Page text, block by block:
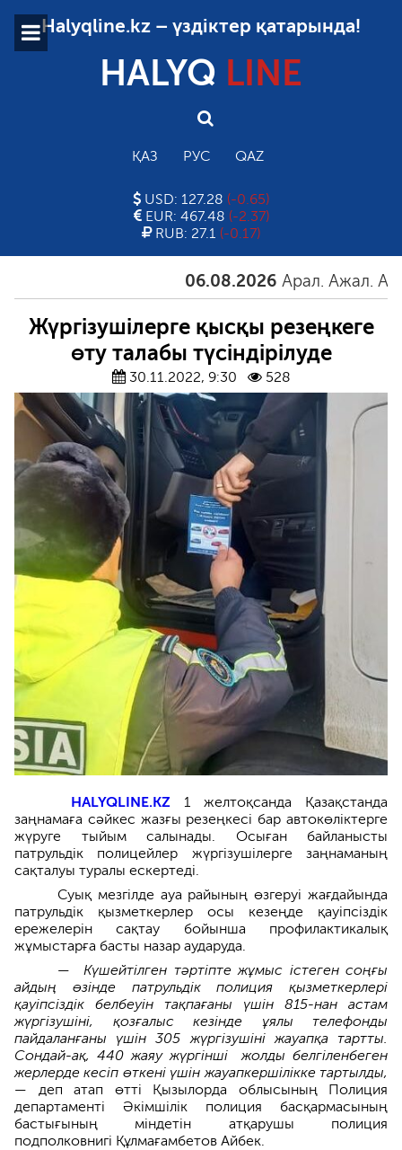
Halyqline.kz – үздіктер қатарында!
HALYQ LINE
ҚАЗ РУС QAZ
USD: 127.28 (-0.65)
EUR: 467.48 (-2.37)
RUB: 27.1 (-0.17)
06.08.2026 Арал. Ажал. Айғақ
Жүргізушілерге қысқы резеңкеге
өту талабы түсіндірілуде
30.11.2022, 9:30 528
HALYQLINE.KZ 1 желтоқсанда Қазақстанда
заңнамаға сәйкес жазғы резеңкесі бар автокөліктерге
жүруге тыйым салынады. Осыған байланысты
патрульдік полицейлер жүргізушілерге заңнаманың
сақталуы туралы ескертеді.
Суық мезгілде ауа райының өзгеруі жағдайында
патрульдік қызметкерлер осы кезеңде қауіпсіздік
ережелерін сақтау бойынша профилактикалық
жұмыстарға басты назар аударуда.
— Күшейтілген тәртіпте жұмыс істеген соңғы
айдың өзінде патрульдік полиция қызметкерлері
қауіпсіздік белбеуін тақпағаны үшін 815-нан астам
жүргізушіні, қозғалыс кезінде ұялы телефонды
пайдаланғаны үшін 305 жүргізушіні жауапқа тартты.
Сондай-ақ, 440 жаяу жүргінші жолды белгіленбеген
жерлерде кесіп өткені үшін жауапкершілікке тартылды,
— деп атап өтті Қызылорда облысының Полиция
департаменті Әкімшілік полиция басқармасының
бастығының міндетін атқарушы полиция
подполковнигі Құлмағамбетов Айбек.